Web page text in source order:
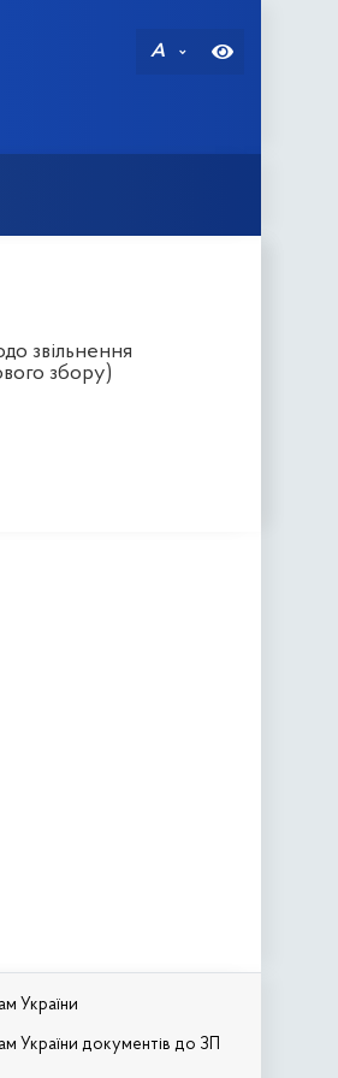
A
звільнення
збору)
України
України документів до ЗП